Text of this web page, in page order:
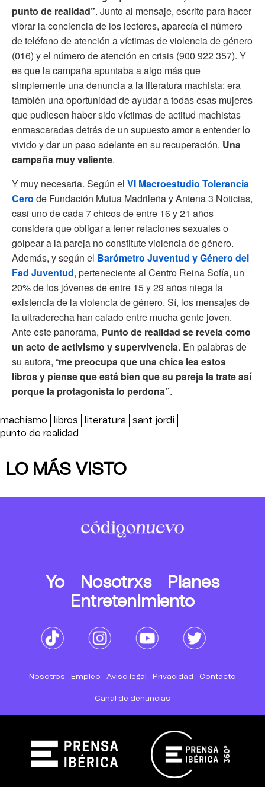
punto de realidad”. Junto al mensaje, escrito para hacer
vibrar la conciencia de los lectores, aparecía el número
de teléfono de atención a víctimas de violencia de género
(016) y el número de atención en crisis (900 922 357). Y
es que la campaña apuntaba a algo más que
simplemente una denuncia a la literatura machista: era
también una oportunidad de ayudar a todas esas mujeres
que pudiesen haber sido víctimas de actitud machistas
enmascaradas detrás de un supuesto amor a entender lo
vivido y dar un paso adelante en su recuperación. Una
campaña muy valiente.
Y muy necesaria. Según el VI Macroestudio Tolerancia
Cero de Fundación Mutua Madrileña y Antena 3 Noticias,
casi uno de cada 7 chicos de entre 16 y 21 años
considera que obligar a tener relaciones sexuales o
golpear a la pareja no constitute violencia de género.
Además, y según el Barómetro Juventud y Género del
Fad Juventud, perteneciente al Centro Reina Sofía, un
20% de los jóvenes de entre 15 y 29 años niega la
existencia de la violencia de género. Sí, los mensajes de
la ultraderecha han calado entre mucha gente joven.
Ante este panorama, Punto de realidad se revela como
un acto de activismo y supervivencia. En palabras de
su autora, “me preocupa que una chica lea estos
libros y piense que está bien que su pareja la trate así
porque la protagonista lo perdona”.
machismo libros literatura
sant jordi
punto de realidad
LO MÁS VISTO
Yo Nosotrxs
Planes
Entretenimiento
Nosotros Empleo Aviso legal Privacidad Contacto
Canal de denuncias